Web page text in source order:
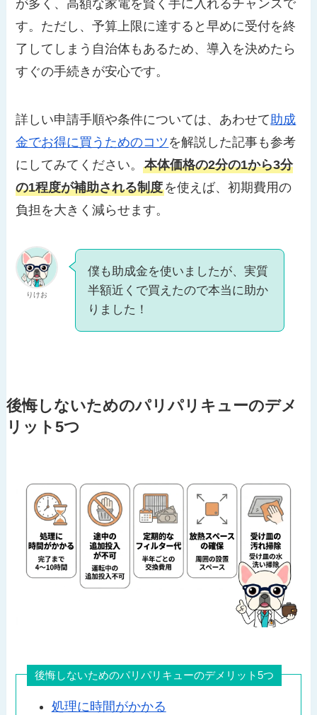
が多く、高額な家電を賢く手に入れるチャンスで
す。ただし、予算上限に達すると早めに受付を終
了してしまう自治体もあるため、導入を決めたら
すぐの手続きが安心です。
詳しい申請手順や条件については、あわせて 助成
金でお得に買うためのコツ を解説した記事も参考
にしてみてください。本体価格の2分の1から3分
の1程度が補助される制度を使えば、初期費用の
負担を大きく減らせます。
りけお
僕も助成金を使いましたが、実質
半額近くで買えたので本当に助か
りました！
後悔しないためのパリパリキューのデメ
リット5つ
後悔しないためのパリパリキューのデメリット5つ
処理に時間がかかる